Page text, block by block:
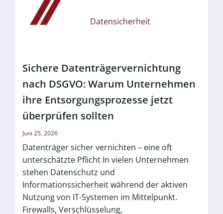
Datensicherheit
Sichere Datenträgervernichtung
nach DSGVO: Warum Unternehmen
ihre Entsorgungsprozesse jetzt
überprüfen sollten
Juni 25, 2026
Datenträger sicher vernichten – eine oft
unterschätzte Pflicht In vielen Unternehmen
stehen Datenschutz und
Informationssicherheit während der aktiven
Nutzung von IT-Systemen im Mittelpunkt.
Firewalls, Verschlüsselung,